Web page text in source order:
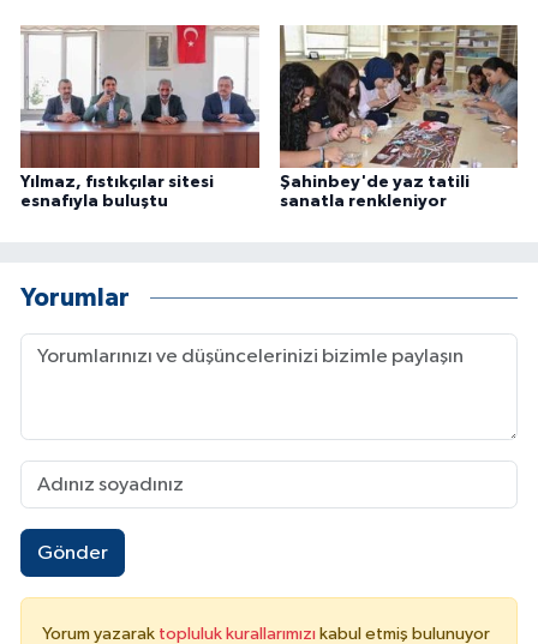
Yılmaz, fıstıkçılar sitesi
esnafıyla buluştu
Şahinbey'de yaz tatili
sanatla renkleniyor
Yorumlar
Gönder
Yorum yazarak topluluk kurallarımızı kabul etmiş bulunuyor